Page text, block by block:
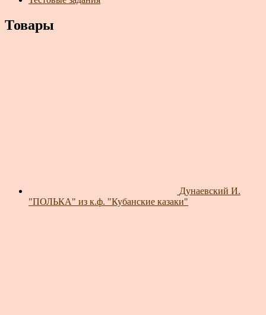
Товары
Дунаевский И.
"ПОЛЬКА" из к.ф. "Кубанские казаки"